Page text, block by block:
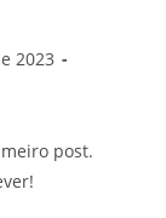
2023
post.